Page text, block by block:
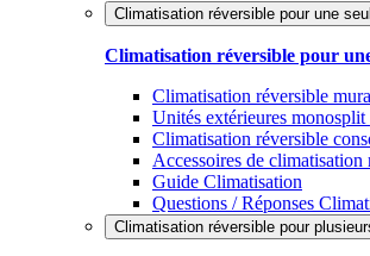
Climatisation réversible pour une
Climatisation réversible pour
Climatisation réversible
Unités extérieures monosplit
Climatisation réversible
Accessoires de climatisation
Guide Climatisation
Questions / Réponses
Climatisation réversible pour